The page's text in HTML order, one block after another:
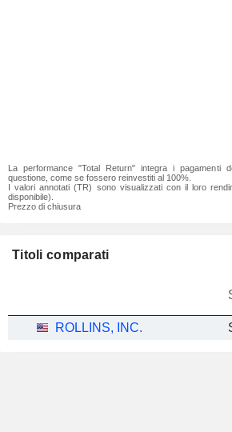
La performance "Total Return" integra i pagamenti
questione, come se fossero reinvestiti al 100%.
I valori annotati (TR) sono visualizzati con il loro
disponibile).
Prezzo di chiusura
Titoli comparati
ROLLINS, INC.